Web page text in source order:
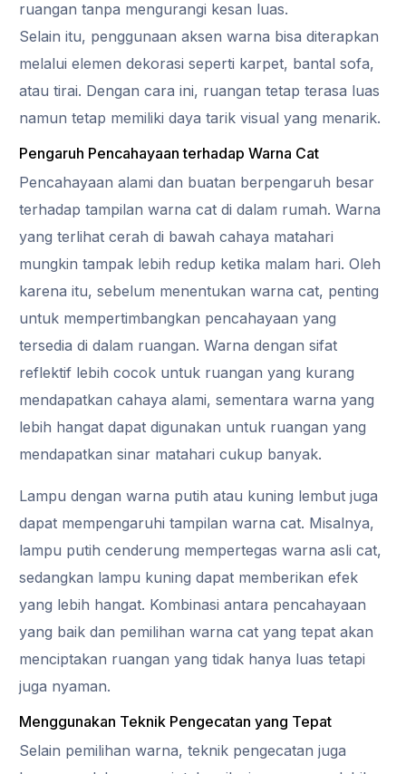
ruangan tanpa mengurangi kesan luas.
Selain itu, penggunaan aksen warna bisa diterapkan
melalui elemen dekorasi seperti karpet, bantal sofa,
atau tirai. Dengan cara ini, ruangan tetap terasa luas
namun tetap memiliki daya tarik visual yang menarik.
Pengaruh Pencahayaan terhadap Warna Cat
Pencahayaan alami dan buatan berpengaruh besar
terhadap tampilan warna cat di dalam rumah. Warna
yang terlihat cerah di bawah cahaya matahari
mungkin tampak lebih redup ketika malam hari. Oleh
karena itu, sebelum menentukan warna cat, penting
untuk mempertimbangkan pencahayaan yang
tersedia di dalam ruangan. Warna dengan sifat
reflektif lebih cocok untuk ruangan yang kurang
mendapatkan cahaya alami, sementara warna yang
lebih hangat dapat digunakan untuk ruangan yang
mendapatkan sinar matahari cukup banyak.
Lampu dengan warna putih atau kuning lembut juga
dapat mempengaruhi tampilan warna cat. Misalnya,
lampu putih cenderung mempertegas warna asli cat,
sedangkan lampu kuning dapat memberikan efek
yang lebih hangat. Kombinasi antara pencahayaan
yang baik dan pemilihan warna cat yang tepat akan
menciptakan ruangan yang tidak hanya luas tetapi
juga nyaman.
Menggunakan Teknik Pengecatan yang Tepat
Selain pemilihan warna, teknik pengecatan juga